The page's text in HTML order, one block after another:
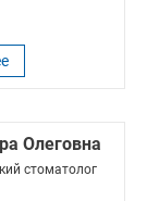
Олеговна
стоматолог